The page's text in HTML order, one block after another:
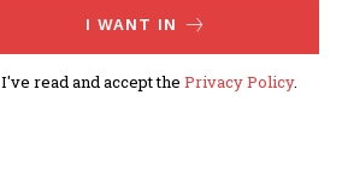
I WANT IN
I've read and accept the Privacy Policy.